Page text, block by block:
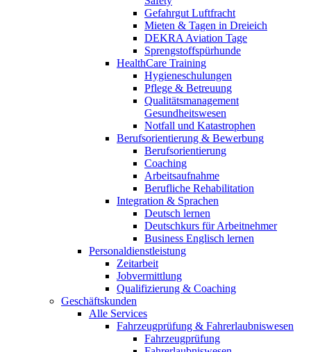
Gefahrgut Luftfracht
Mieten & Tagen in Dreieich
DEKRA Aviation Tage
Sprengstoffspürhunde
HealthCare Training
Hygieneschulungen
Pflege & Betreuung
Qualitätsmanagement
Gesundheitswesen
Notfall und Katastrophen
Berufsorientierung & Bewerbung
Berufsorientierung
Coaching
Arbeitsaufnahme
Berufliche Rehabilitation
Integration & Sprachen
Deutsch lernen
Deutschkurs für Arbeitnehmer
Business Englisch lernen
Personaldienstleistung
Zeitarbeit
Jobvermittlung
Qualifizierung & Coaching
Geschäftskunden
Alle Services
Fahrzeugprüfung & Fahrerlaubniswesen
Fahrzeugprüfung